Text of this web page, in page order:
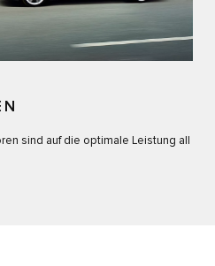
sind auf die optimale Leistung all